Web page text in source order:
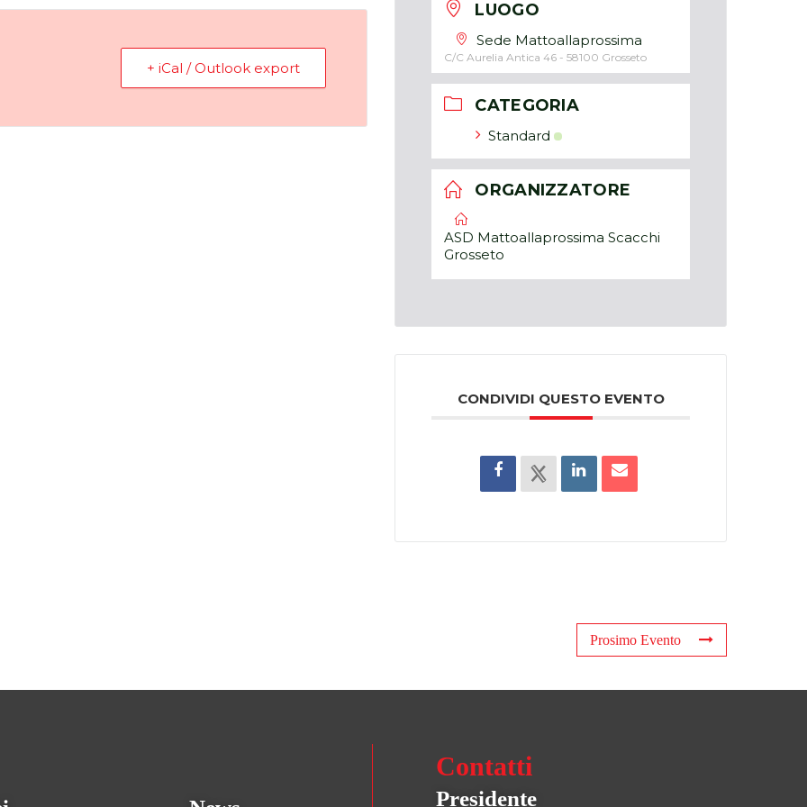
+ iCal / Outlook export
LUOGO
Sede Mattoallaprossima
C/C Aurelia Antica 46 - 58100 Grosseto
CATEGORIA
Standard
ORGANIZZATORE
ASD Mattoallaprossima Scacchi
Grosseto
CONDIVIDI QUESTO EVENTO
Prosimo Evento
Contatti
Presidente